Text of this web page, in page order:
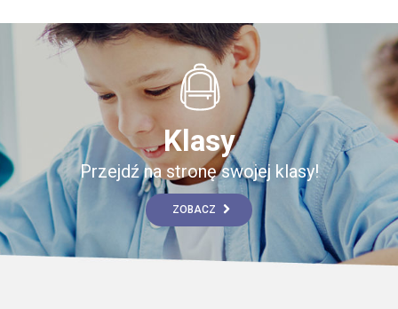
Klasy
Przejdź na stronę swojej klasy!
ZOBACZ